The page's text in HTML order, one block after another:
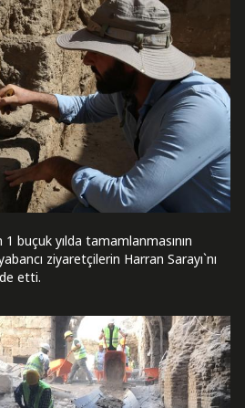
1 buçuk yılda tamamlanmasının
ziyaretçilerin Harran Sarayı`nı
etti.